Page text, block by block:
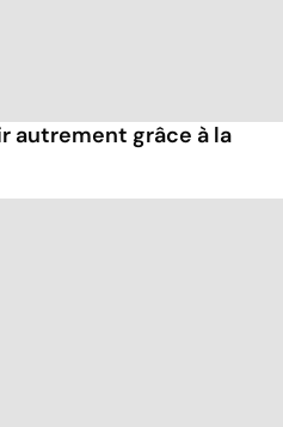
autrement grâce à la